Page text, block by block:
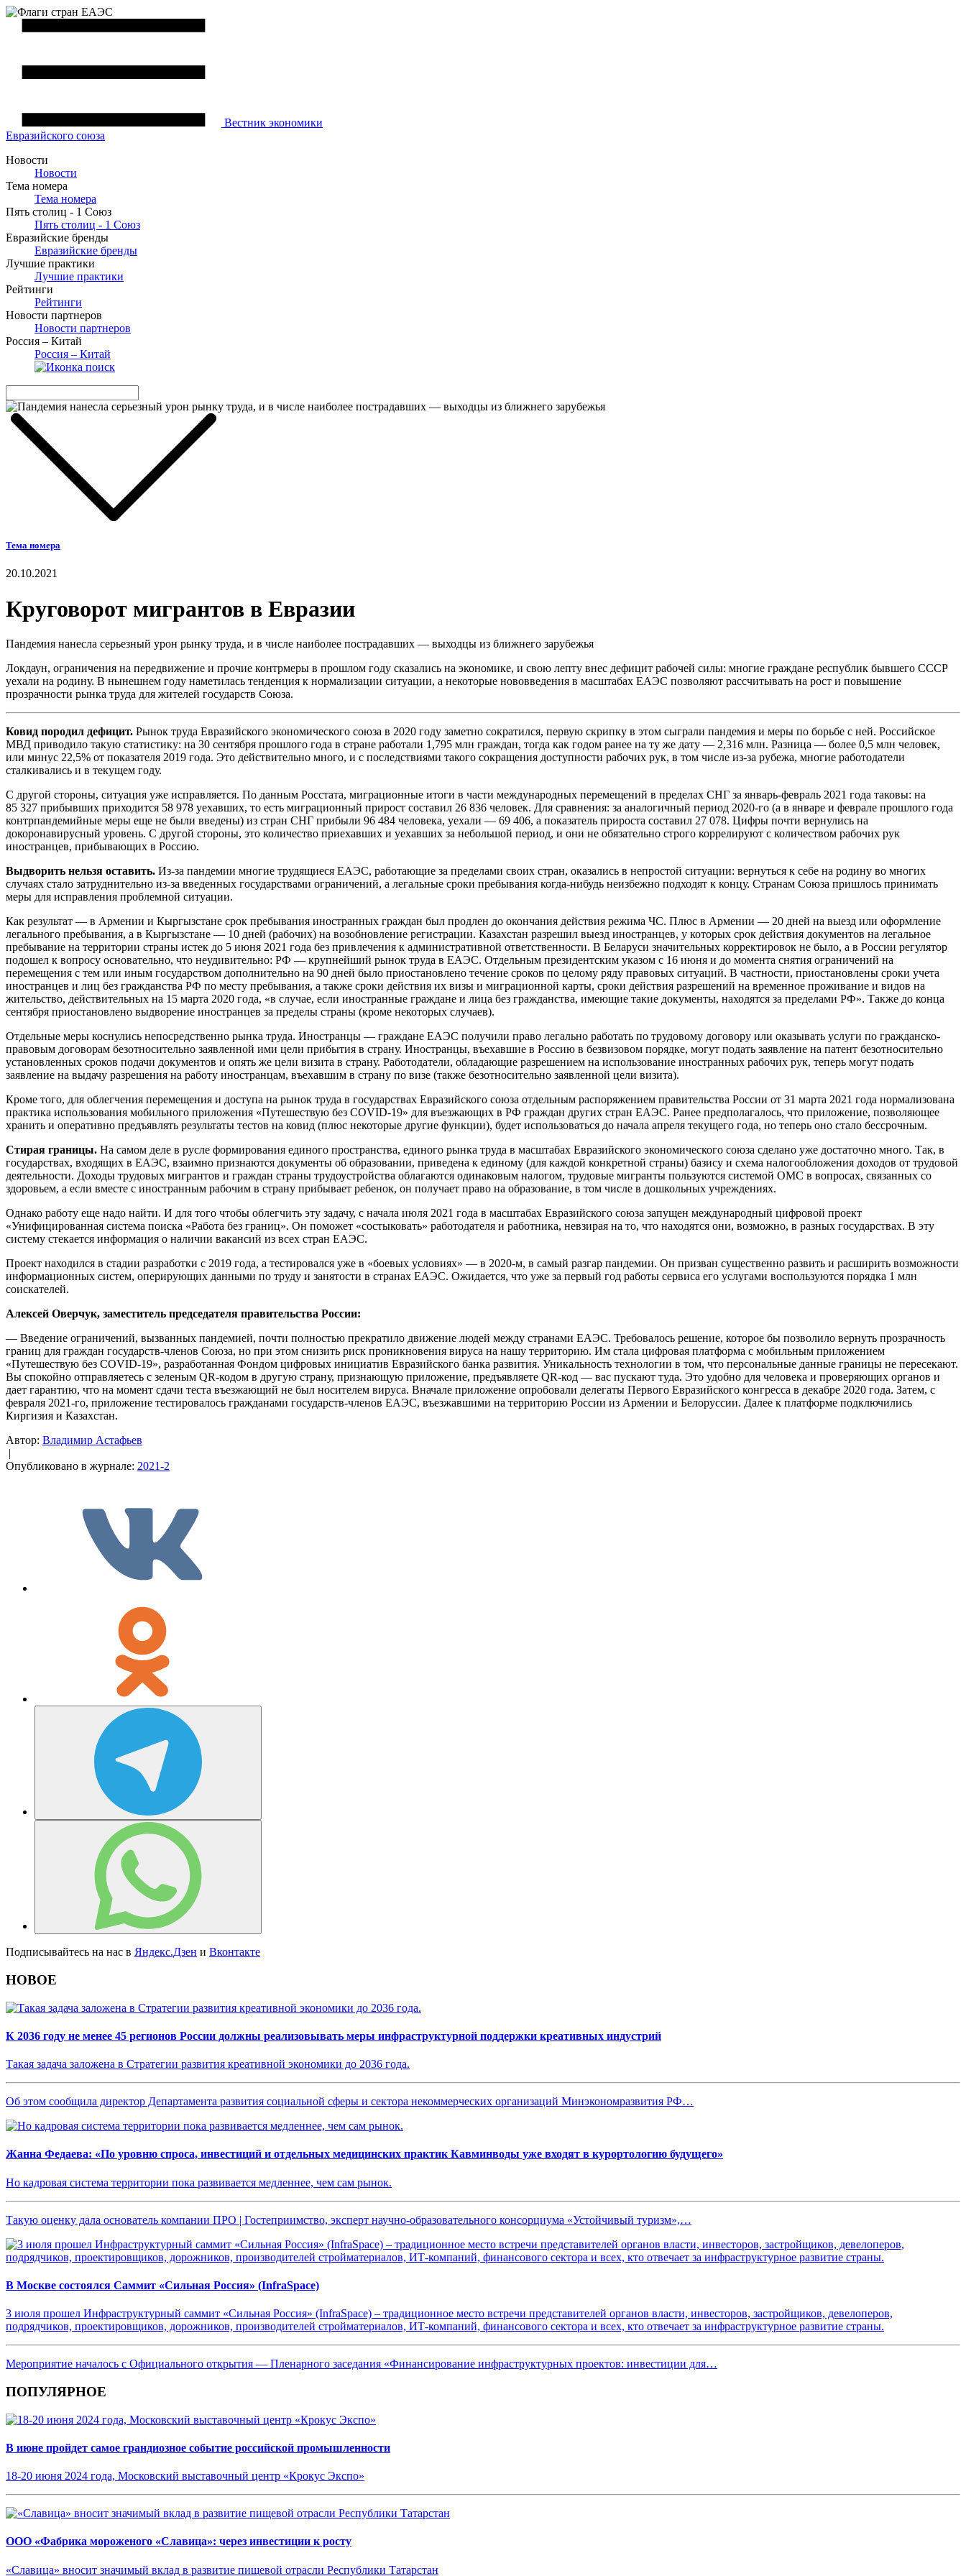
Вестник экономики
Евразийского союза
Новости
Новости
Тема номера
Тема номера
Пять столиц - 1 Союз
Пять столиц - 1 Союз
Евразийские бренды
Евразийские бренды
Лучшие практики
Лучшие практики
Рейтинги
Рейтинги
Новости партнеров
Новости партнеров
Россия – Китай
Россия – Китай
Тема номера
20.10.2021
Круговорот мигрантов в Евразии
Пандемия нанесла серьезный урон рынку труда, и в числе наиболее пострадавших — выходцы из ближнего зарубежья
Локдаун, ограничения на передвижение и прочие контрмеры в прошлом году сказались на экономике, и свою лепту внес дефицит рабочей силы: многие граждане республик бывшего СССР
уехали на родину. В нынешнем году наметилась тенденция к нормализации ситуации, а некоторые нововведения в масштабах ЕАЭС позволяют рассчитывать на рост и повышение
прозрачности рынка труда для жителей государств Союза.
Ковид породил дефицит. Рынок труда Евразийского экономического союза в 2020 году заметно сократился, первую скрипку в этом сыграли пандемия и меры по борьбе с ней. Российское
МВД приводило такую статистику: на 30 сентября прошлого года в стране работали 1,795 млн граждан, тогда как годом ранее на ту же дату — 2,316 млн. Разница — более 0,5 млн человек,
или минус 22,5% от показателя 2019 года. Это действительно много, и с последствиями такого сокращения доступности рабочих рук, в том числе из-за рубежа, многие работодатели
сталкивались и в текущем году.
С другой стороны, ситуация уже исправляется. По данным Росстата, миграционные итоги в части международных перемещений в пределах СНГ за январь-февраль 2021 года таковы: на
85 327 прибывших приходится 58 978 уехавших, то есть миграционный прирост составил 26 836 человек. Для сравнения: за аналогичный период 2020-го (а в январе и феврале прошлого года
контрпандемийные меры еще не были введены) из стран СНГ прибыли 96 484 человека, уехали — 69 406, а показатель прироста составил 27 078. Цифры почти вернулись на
докоронавирусный уровень. С другой стороны, это количество приехавших и уехавших за небольшой период, и они не обязательно строго коррелируют с количеством рабочих рук
иностранцев, прибывающих в Россию.
Выдворить нельзя оставить. Из-за пандемии многие трудящиеся ЕАЭС, работающие за пределами своих стран, оказались в непростой ситуации: вернуться к себе на родину во многих
случаях стало затруднительно из-за введенных государствами ограничений, а легальные сроки пребывания когда-нибудь неизбежно подходят к концу. Странам Союза пришлось принимать
меры для исправления проблемной ситуации.
Как результат — в Армении и Кыргызстане срок пребывания иностранных граждан был продлен до окончания действия режима ЧС. Плюс в Армении — 20 дней на выезд или оформление
легального пребывания, а в Кыргызстане — 10 дней (рабочих) на возобновление регистрации. Казахстан разрешил выезд иностранцев, у которых срок действия документов на легальное
пребывание на территории страны истек до 5 июня 2021 года без привлечения к административной ответственности. В Беларуси значительных корректировок не было, а в России регулятор
подошел к вопросу основательно, что неудивительно: РФ — крупнейший рынок труда в ЕАЭС. Отдельным президентским указом с 16 июня и до момента снятия ограничений на
перемещения с тем или иным государством дополнительно на 90 дней было приостановлено течение сроков по целому ряду правовых ситуаций. В частности, приостановлены сроки учета
иностранцев и лиц без гражданства РФ по месту пребывания, а также сроки действия их визы и миграционной карты, сроки действия разрешений на временное проживание и видов на
жительство, действительных на 15 марта 2020 года, «в случае, если иностранные граждане и лица без гражданства, имеющие такие документы, находятся за пределами РФ». Также до конца
сентября приостановлено выдворение иностранцев за пределы страны (кроме некоторых случаев).
Отдельные меры коснулись непосредственно рынка труда. Иностранцы — граждане ЕАЭС получили право легально работать по трудовому договору или оказывать услуги по гражданско-
правовым договорам безотносительно заявленной ими цели прибытия в страну. Иностранцы, въехавшие в Россию в безвизовом порядке, могут подать заявление на патент безотносительно
установленных сроков подачи документов и опять же цели визита в страну. Работодатели, обладающие разрешением на использование иностранных рабочих рук, теперь могут подать
заявление на выдачу разрешения на работу иностранцам, въехавшим в страну по визе (также безотносительно заявленной цели визита).
Кроме того, для облегчения перемещения и доступа на рынок труда в государствах Евразийского союза отдельным распоряжением правительства России от 31 марта 2021 года нормализована
практика использования мобильного приложения «Путешествую без COVID-19» для въезжающих в РФ граждан других стран ЕАЭС. Ранее предполагалось, что приложение, позволяющее
хранить и оперативно предъявлять результаты тестов на ковид (плюс некоторые другие функции), будет использоваться до начала апреля текущего года, но теперь оно стало бессрочным.
Стирая границы. На самом деле в русле формирования единого пространства, единого рынка труда в масштабах Евразийского экономического союза сделано уже достаточно много. Так, в
государствах, входящих в ЕАЭС, взаимно признаются документы об образовании, приведена к единому (для каждой конкретной страны) базису и схема налогообложения доходов от трудовой
деятельности. Доходы трудовых мигрантов и граждан страны трудоустройства облагаются одинаковым налогом, трудовые мигранты пользуются системой ОМС в вопросах, связанных со
здоровьем, а если вместе с иностранным рабочим в страну прибывает ребенок, он получает право на образование, в том числе в дошкольных учреждениях.
Однако работу еще надо найти. И для того чтобы облегчить эту задачу, с начала июля 2021 года в масштабах Евразийского союза запущен международный цифровой проект
«Унифицированная система поиска «Работа без границ». Он поможет «состыковать» работодателя и работника, невзирая на то, что находятся они, возможно, в разных государствах. В эту
систему стекается информация о наличии вакансий из всех стран ЕАЭС.
Проект находился в стадии разработки с 2019 года, а тестировался уже в «боевых условиях» — в 2020-м, в самый разгар пандемии. Он призван существенно развить и расширить возможности
информационных систем, оперирующих данными по труду и занятости в странах ЕАЭС. Ожидается, что уже за первый год работы сервиса его услугами воспользуются порядка 1 млн
соискателей.
Алексей Оверчук, заместитель председателя правительства России:
— Введение ограничений, вызванных пандемией, почти полностью прекратило движение людей между странами ЕАЭС. Требовалось решение, которое бы позволило вернуть прозрачность
границ для граждан государств-членов Союза, но при этом снизить риск проникновения вируса на нашу территорию. Им стала цифровая платформа с мобильным приложением
«Путешествую без COVID-19», разработанная Фондом цифровых инициатив Евразийского банка развития. Уникальность технологии в том, что персональные данные границы не пересекают.
Вы спокойно отправляетесь с зеленым QR-кодом в другую страну, признающую приложение, предъявляете QR-код — вас пускают туда. Это удобно для человека и проверяющих органов и
дает гарантию, что на момент сдачи теста въезжающий не был носителем вируса. Вначале приложение опробовали делегаты Первого Евразийского конгресса в декабре 2020 года. Затем, с
февраля 2021-го, приложение тестировалось гражданами государств-членов ЕАЭС, въезжавшими на территорию России из Армении и Белоруссии. Далее к платформе подключились
Киргизия и Казахстан.
Автор: Владимир Астафьев
|
Опубликовано в журнале: 2021-2
Подписывайтесь на нас в Яндекс.Дзен и Вконтакте
НОВОЕ
К 2036 году не менее 45 регионов России должны реализовывать меры инфраструктурной поддержки креативных индустрий
Такая задача заложена в Стратегии развития креативной экономики до 2036 года.
Об этом сообщила директор Департамента развития социальной сферы и сектора некоммерческих организаций Минэкономразвития РФ…
Жанна Федаева: «По уровню спроса, инвестиций и отдельных медицинских практик Кавминводы уже входят в курортологию будущего»
Но кадровая система территории пока развивается медленнее, чем сам рынок.
Такую оценку дала основатель компании ПРО | Гостеприимство, эксперт научно-образовательного консорциума «Устойчивый туризм»,…
В Москве состоялся Саммит «Сильная Россия» (InfraSpace)
3 июля прошел Инфраструктурный саммит «Сильная Россия» (InfraSpace) – традиционное место встречи представителей органов власти, инвесторов, застройщиков, девелоперов,
подрядчиков, проектировщиков, дорожников, производителей стройматериалов, ИТ-компаний, финансового сектора и всех, кто отвечает за инфраструктурное развитие страны.
Мероприятие началось с Официального открытия — Пленарного заседания «Финансирование инфраструктурных проектов: инвестиции для…
ПОПУЛЯРНОЕ
В июне пройдет самое грандиозное событие российской промышленности
18-20 июня 2024 года, Московский выставочный центр «Крокус Экспо»
ООО «Фабрика мороженого «Славица»: через инвестиции к росту
«Славица» вносит значимый вклад в развитие пищевой отрасли Республики Татарстан